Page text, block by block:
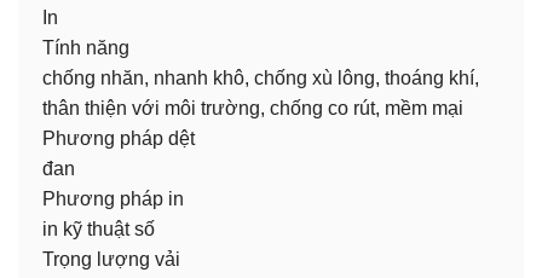
In
Tính năng
chống nhăn, nhanh khô, chống xù lông, thoáng khí,
thân thiện với môi trường, chống co rút, mềm mại
Phương pháp dệt
đan
Phương pháp in
in kỹ thuật số
Trọng lượng vải